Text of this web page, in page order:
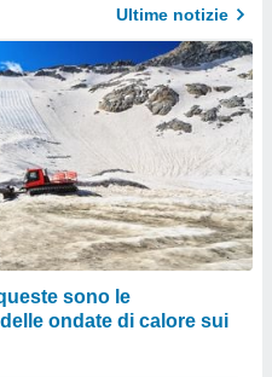
Ultime notizie
sono le
ondate di calore sui